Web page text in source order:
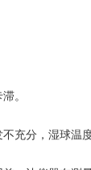
。
分，湿球温度